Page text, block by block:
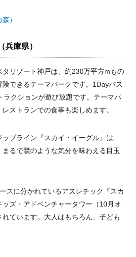
）
兵庫県）
リゾート神戸は、約230万平方mもの
できるテーマパークです。1Dayパス
ラクションが遊び放題です。テーマパ
ストランでの食事も楽しめます。
プライン『スカイ・イーグル』は、
るで鷲のような気分を味わえる目玉
スに分かれているアスレチック『スカ
ズ・アドベンチャータワー（10月オ
ています。大人はもちろん、子ども